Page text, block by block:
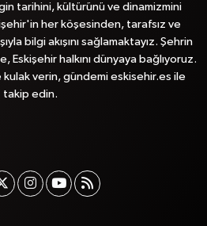
tarihini, kültürünü ve dinamizmini
her köşesinden, tarafsız ve
bilgi akışını sağlamaktayız. Şehrin
Eskişehir halkını dünyaya bağlıyoruz.
verin, gündemi eskisehir.es ile
takip edin.